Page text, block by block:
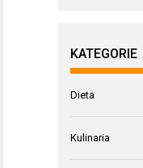
KATEGORIE
Dieta
Kulinaria